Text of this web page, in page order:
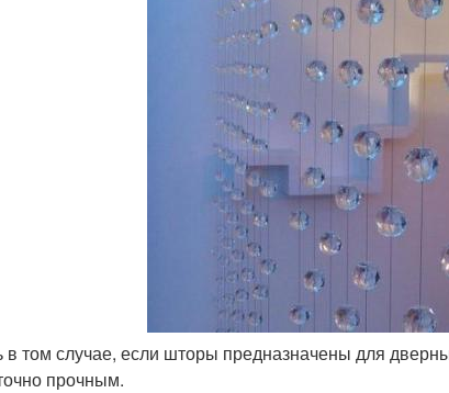
том случае, если шторы предназначены для
прочным.